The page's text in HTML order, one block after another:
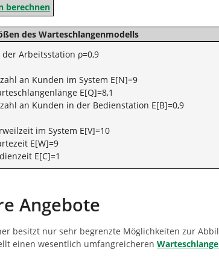
berechnen
des Warteschlangenmodells
Arbeitsstation ρ=0,9
an Kunden im System E[N]=9
E[Q]=8,1
an Kunden in der Bedienstation E[B]=0,9
im System E[V]=10
E[W]=9
E[C]=1
Angebote
besitzt nur sehr begrenzte Möglichkeiten zur
einen wesentlich umfangreicheren